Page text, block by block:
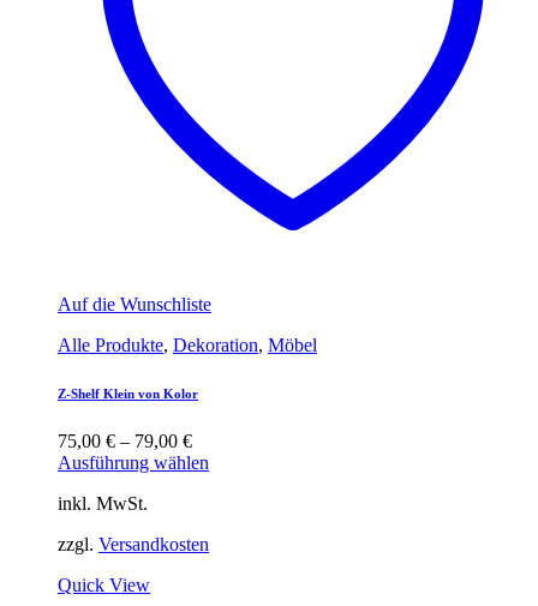
Auf die Wunschliste
Alle Produkte, Dekoration, Möbel
Z-Shelf Klein von Kolor
75,00 € – 79,00 €
Ausführung wählen
inkl. MwSt.
zzgl. Versandkosten
Quick View